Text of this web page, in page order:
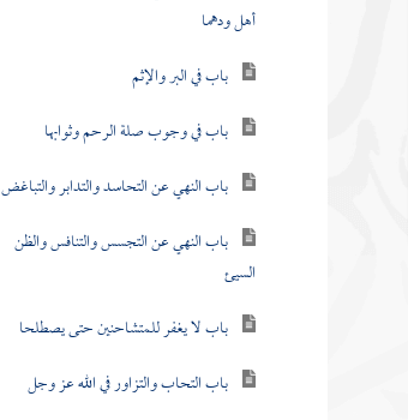
أهل ودهما
باب في البر والإثم
باب في وجوب صلة الرحم وثوابها
باب النهي عن التحاسد والتدابر والتباغض
باب النهي عن التجسس والتنافس والظن
السيئ
باب لا يغفر للمتشاحنين حتى يصطلحا
باب التحاب والتزاور في الله عز وجل